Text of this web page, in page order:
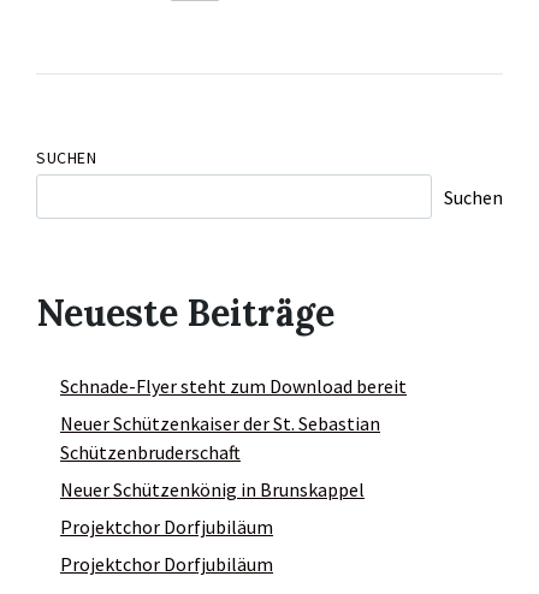
Beiträge
SUCHEN
Suchen
Neueste Beiträge
Schnade-Flyer steht zum Download bereit
Neuer Schützenkaiser der St. Sebastian
Schützenbruderschaft
Neuer Schützenkönig in Brunskappel
Projektchor Dorfjubiläum
Projektchor Dorfjubiläum